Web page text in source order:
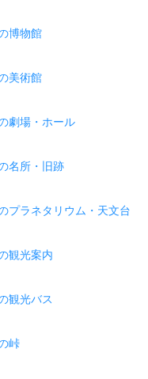
博物館
美術館
劇場・ホール
名所・旧跡
プラネタリウム・天文台
観光案内
観光バス
峠